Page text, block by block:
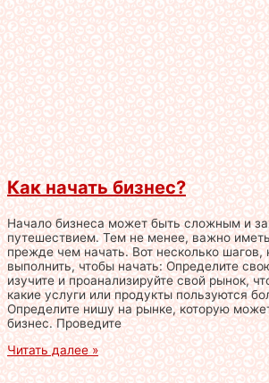
Как начать бизнес?
Начало бизнеса может быть сложным и
путешествием. Тем не менее, важно
прежде чем начать. Вот несколько
выполнить, чтобы начать: Определите
изучите и проанализируйте свой рынок,
какие услуги или продукты пользуются
Определите нишу на рынке, которую
бизнес. Проведите
Читать далее »